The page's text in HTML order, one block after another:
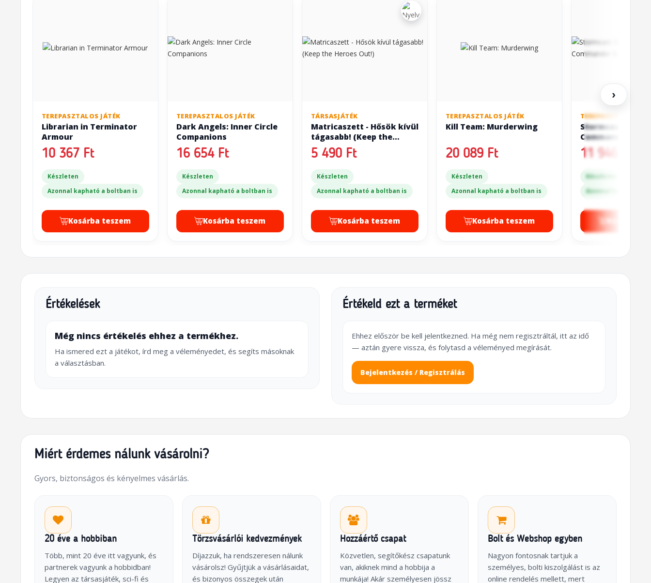
TEREPASZTALOS JÁTÉK
Librarian in Terminator
Armour
10 367 Ft
Készleten
Azonnal kapható a boltban is
Kosárba teszem
TEREPASZTALOS JÁTÉK
Dark Angels: Inner Circle
Companions
16 654 Ft
Készleten
Azonnal kapható a boltban is
Kosárba teszem
TÁRSASJÁTÉK
Matricaszett - Hősök kívül
tágasabb! (Keep the
Heroes Out!)
5 490 Ft
Készleten
Azonnal kapható a boltban is
Kosárba teszem
TEREPASZTALOS JÁTÉK
Kill Team: Murderwing
20 089 Ft
Készleten
Azonnal kapható a boltban is
Kosárba teszem
TEREPASZTALOS
Stormcast
Commander
Carthalos
11 946 Ft
Készleten
Azonnal kapható a
›
Értékelések
Még nincs értékelés ehhez a termékhez.
Ha ismered ezt a játékot, írd meg a véleményedet, és segíts másoknak
a választásban.
Értékeld ezt a terméket
Ehhez először be kell jelentkezned. Ha még nem regisztráltál, itt az idő
— aztán gyere vissza, és folytasd a véleményed megírását.
Bejelentkezés / Regisztrálás
Miért érdemes nálunk vásárolni?
Gyors, biztonságos és kényelmes vásárlás.
20 éve a hobbiban
Több, mint 20 éve itt vagyunk, és
partnerek vagyunk a hobbidban!
Legyen az társasjáték, sci-fi és
Törzsvásárlói kedvezmények
Díjazzuk, ha rendszeresen nálunk
vásárolsz! Gyűjtjük a vásárlásaidat,
és bizonyos összegek után
Hozzáértő csapat
Közvetlen, segítőkész csapatunk
van, akiknek mind a hobbija a
munkája! Akár személyesen jössz
Bolt és Webshop egyben
Nagyon fontosnak tartjuk a
személyes, bolti kiszolgálást is az
online rendelés mellett, mert